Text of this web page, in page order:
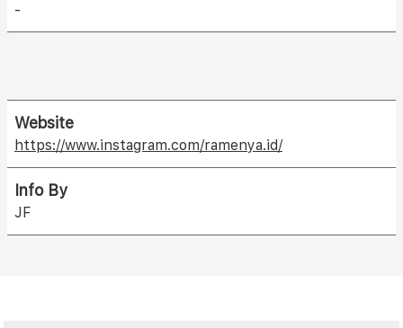
-
Website
https://www.instagram.com/ramenya.id/
Info By
JF